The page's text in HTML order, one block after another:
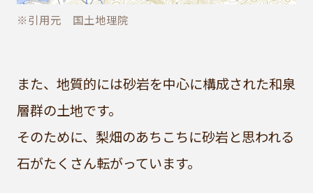
※引用元 国土地理院
また、地質的には砂岩を中心に構成された和泉
層群の土地です。
そのために、梨畑のあちこちに砂岩と思われる
石がたくさん転がっています。